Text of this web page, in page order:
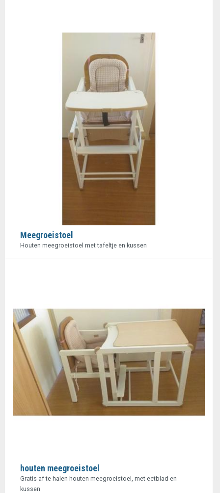
Meegroeistoel
Houten meegroeistoel met tafeltje en kussen
houten meegroeistoel
Gratis af te halen houten meegroeistoel, met eetblad en
kussen